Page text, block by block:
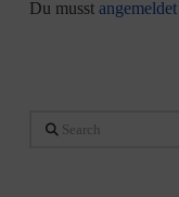
Du musst angemeldet
Search